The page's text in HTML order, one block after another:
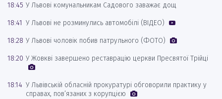
18:45 У Львові комунальникам Садового заважає дощ
18:41 У Львові не розминулись автомобілі (ВІДЕО)
18:28 У Львові чоловік побив патрульного (ФОТО)
18:20 У Жовкві завершено реставрацію церкви Пресвятої Трійці
18:14 У Львівській обласній прокуратурі обговорили практику у
справах, пов’язаних з корупцією